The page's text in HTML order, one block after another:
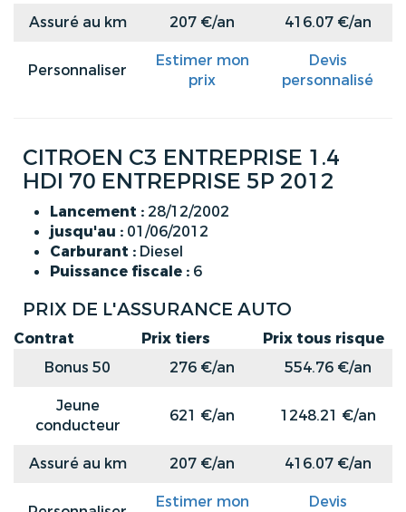
Assuré au km 207 €/an 416.07 €/an
Personnaliser
Estimer mon
prix
Devis
personnalisé
CITROEN C3 ENTREPRISE 1.4
HDI 70 ENTREPRISE 5P 2012
Lancement : 28/12/2002
jusqu'au : 01/06/2012
Carburant : Diesel
Puissance fiscale : 6
PRIX DE L'ASSURANCE AUTO
Contrat Prix tiers
Prix tous risque
Bonus 50
276 €/an
554.76 €/an
Jeune
conducteur
621 €/an 1248.21 €/an
Assuré au km 207 €/an 416.07 €/an
Estimer mon Devis